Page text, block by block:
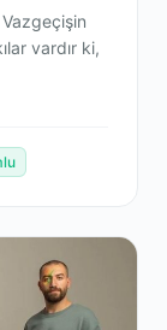
Vazgeçişin
vardır ki,